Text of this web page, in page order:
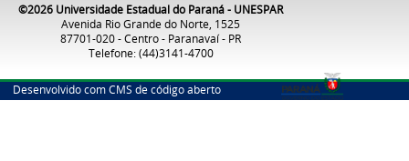
©2026 Universidade Estadual do Paraná - UNESPAR
Avenida Rio Grande do Norte, 1525
87701-020 - Centro - Paranavaí - PR
Telefone: (44)3141-4700
Desenvolvido com CMS de código aberto